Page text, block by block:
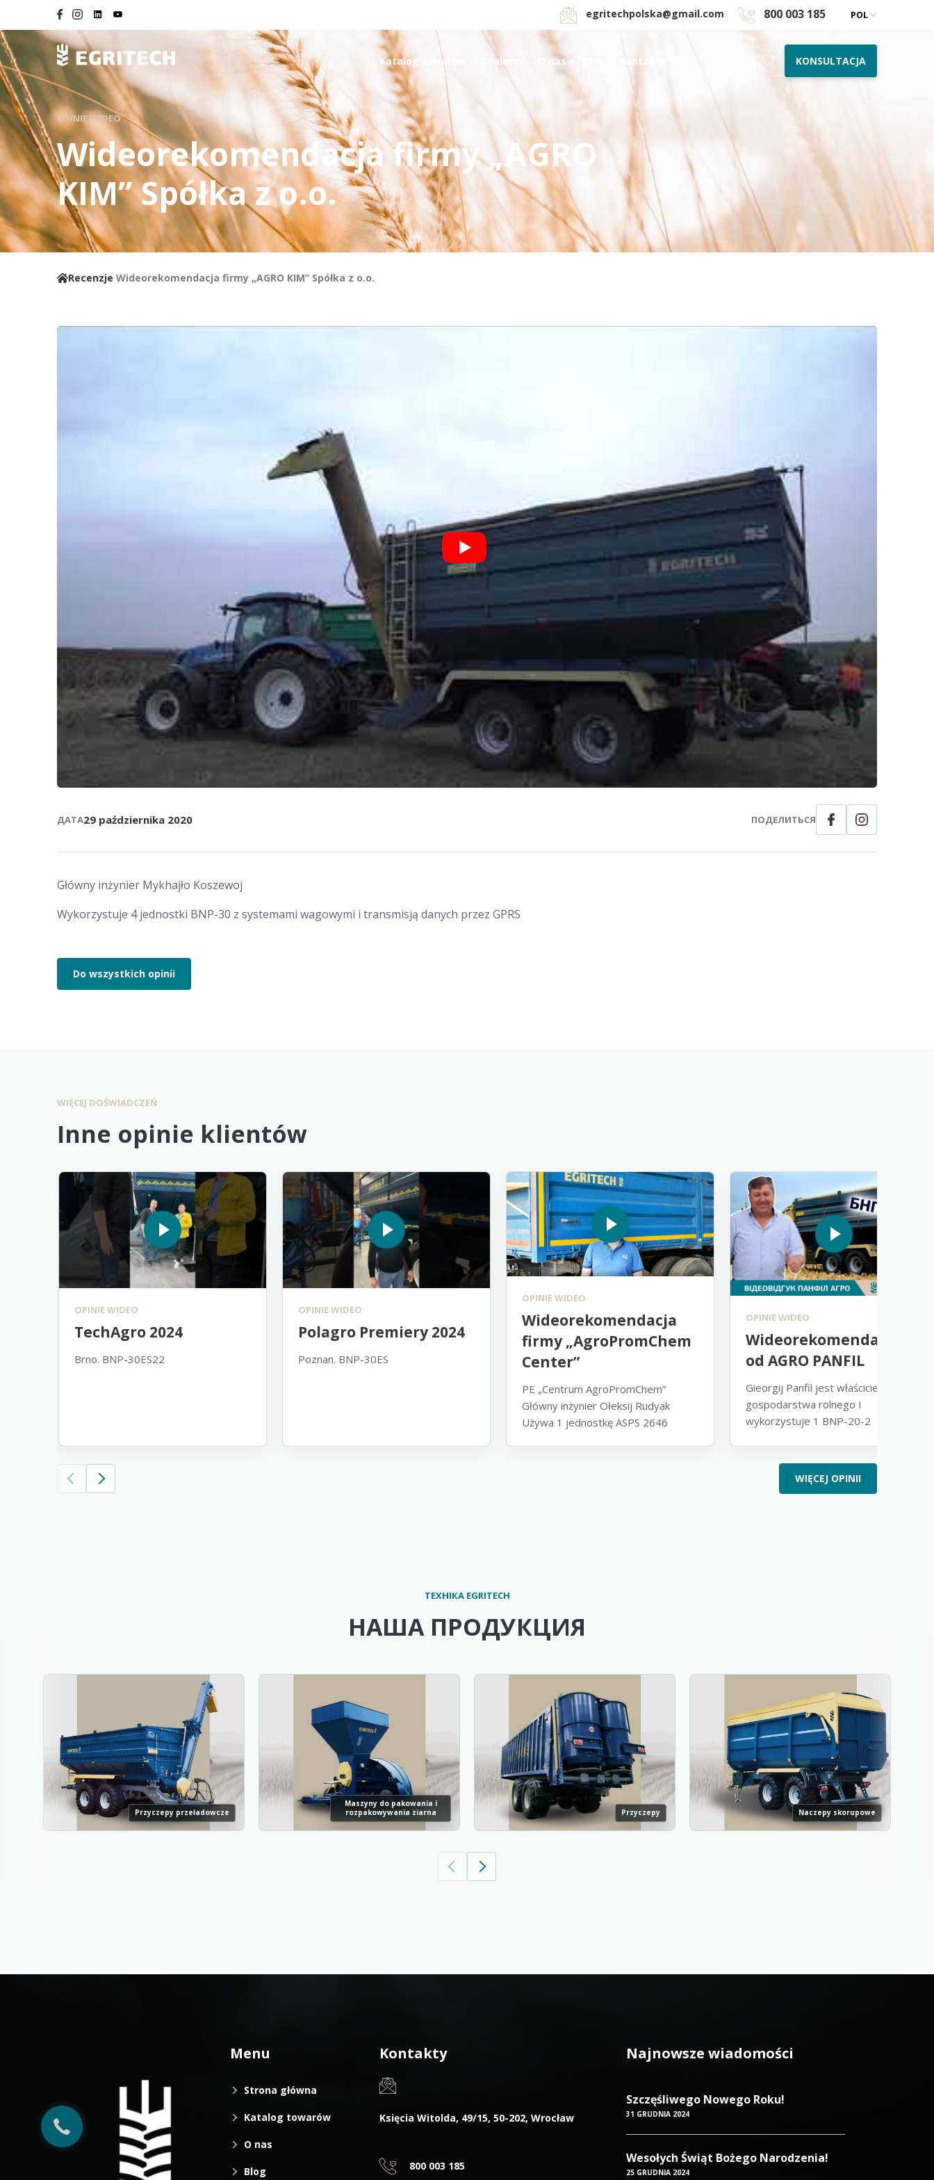
egritechpolska@gmail.com 800 003 185 POL
Katalog towarów Dealerzy O nas Kontakty KONSULTACJA
OPINIE WIDEO
Wideorekomendacja firmy „AGRO
KIM” Spółka z o.o.
Recenzje Wideorekomendacja firmy „AGRO KIM” Spółka z o.o.
ДАТА29 października 2020 ПОДЕЛИТЬСЯ
Główny inżynier Mykhajło Koszewoj
Wykorzystuje 4 jednostki BNP-30 z systemami wagowymi i transmisją danych przez GPRS
Do wszystkich opinii
WIĘCEJ DOŚWIADCZEŃ
Inne opinie klientów
OPINIE WIDEO
TechAgro 2024
Brno. BNP-30ES22
OPINIE WIDEO
Polagro Premiery 2024
Poznan. BNP-30ES
OPINIE WIDEO
Wideorekomendacja
firmy „AgroPromChem
Center”
PE „Centrum AgroPromChem”
Główny inżynier Ołeksij Rudyak
Używa 1 jednostkę ASPS 2646
OPINIE WIDEO
Wideorekomendacja
od AGRO PANFIL
Gieorgij Panfil jest właścicielem
gospodarstwa rolnego I
wykorzystuje 1 BNP-20-2
WIĘCEJ OPINII
ТЕХНІКА EGRITECH
НАША ПРОДУКЦИЯ
Przyczepy przeładowcze
Maszyny do pakowania i
rozpakowywania ziarna
Przyczepy Naczepy skorupowe
Menu
Strona główna
Katalog towarów
O nas
Blog
Kontakty
Księcia Witolda, 49/15, 50-202, Wrocław
800 003 185
Najnowsze wiadomości
Szczęśliwego Nowego Roku!
31 GRUDNIA 2024
Wesołych Świąt Bożego Narodzenia!
25 GRUDNIA 2024